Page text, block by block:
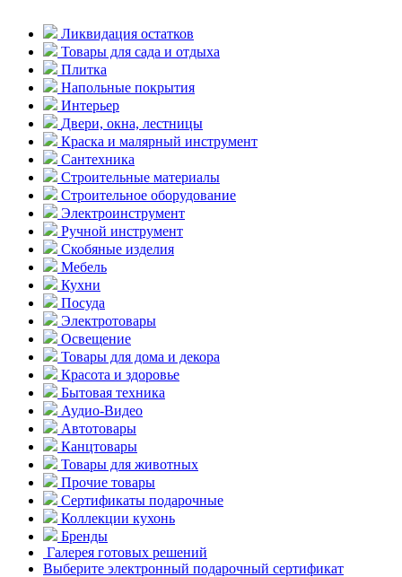
Ликвидация остатков
Товары для сада и отдыха
Плитка
Напольные покрытия
Интерьер
Двери, окна, лестницы
Краска и малярный инструмент
Сантехника
Строительные материалы
Строительное оборудование
Электроинструмент
Ручной инструмент
Скобяные изделия
Мебель
Кухни
Посуда
Электротовары
Освещение
Товары для дома и декора
Красота и здоровье
Бытовая техника
Аудио-Видео
Автотовары
Канцтовары
Товары для животных
Прочие товары
Сертификаты подарочные
Коллекции кухонь
Бренды
Галерея готовых решений
Выберите электронный подарочный сертификат